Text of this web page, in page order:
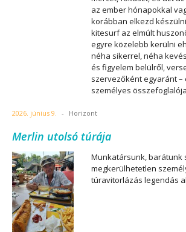
az ember hónapokkal
korábban elkezd
kitesurf az elmúlt
egyre közelebb kerülni
néha sikerrel, néha
és figyelem belülről,
szervezőként egyaránt –
személyes
2026. június 9. - Horizont
Merlin utolsó túrája
Munkatársunk, barátunk
megkerülhetetlen
túravitorlázás legendás